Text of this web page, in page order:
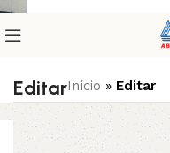
EditarInício » Editar